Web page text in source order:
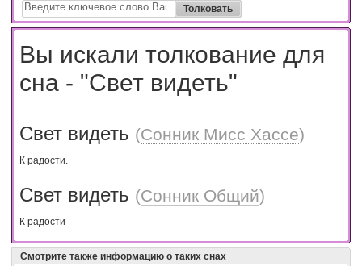
Вы искали толкование для
сна - "Свет видеть"
Свет видеть (Сонник Мисс Хассе)
К радости.
Свет видеть (Сонник Общий)
К радости
Смотрите также информацию о таких снах